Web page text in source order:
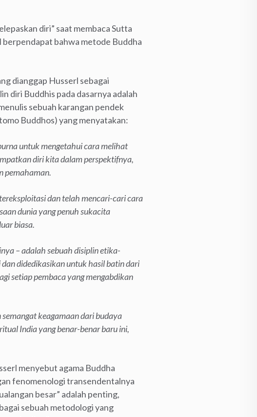
diri” saat membaca Sutta
berpendapat bahwa metode Buddha
dianggap Husserl sebagai
diri Buddhis pada dasarnya adalah
sebuah karangan pendek
Buddhos) yang menyatakan:
untuk mengetahui cara melihat
diri kita dalam perspektifnya,
pemahaman.
dan telah mencari-cari cara
dunia yang penuh sukacita
biasa.
– adalah sebuah disiplin etika-
didedikasikan untuk hasil batin dari
setiap pembaca yang mengabdikan
keagamaan dari budaya
India yang benar-benar baru ini,
menyebut agama Buddha
fenomenologi transendentalnya
besar” adalah penting,
sebuah metodologi yang